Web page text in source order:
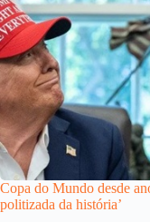
Copa do Mundo desde
politizada da história’